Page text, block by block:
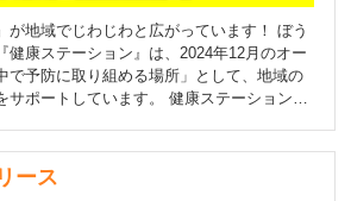
が地域でじわじわと広がっています！ ぼう
健康ステーション』は、2024年12月のオー
で予防に取り組める場所」として、地域の
サポートしています。 健康ステーション
た、生活習慣のアドバイス、栄養相談など
から健康維持を支えることを目的としてい
ース